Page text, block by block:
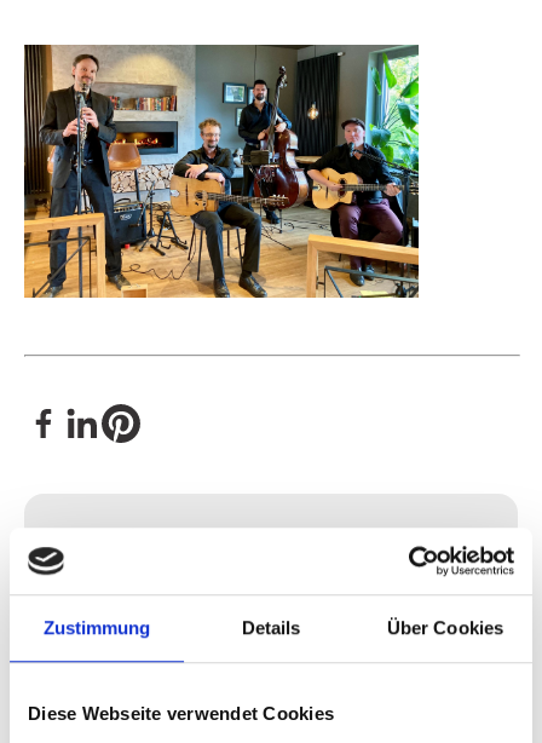
Zustimmung Details Über Cookies
Diese Webseite verwendet Cookies
Kontakt